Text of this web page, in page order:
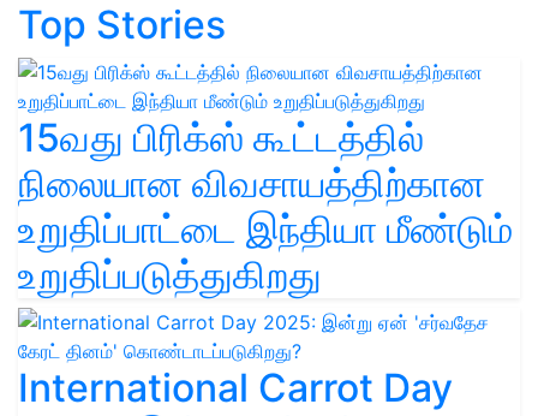
Top Stories
15வது பிரிக்ஸ் கூட்டத்தில்
நிலையான விவசாயத்திற்கான
உறுதிப்பாட்டை இந்தியா மீண்டும்
உறுதிப்படுத்துகிறது
International Carrot Day